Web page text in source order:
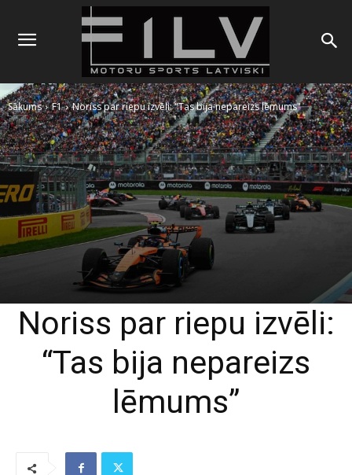
Sākums F1 Noriss par riepu izvēli: "Tas bija nepareizs lēmums"
Noriss par riepu izvēli:
“Tas bija nepareizs
lēmums”